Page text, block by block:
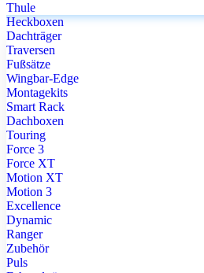
Thule
Heckboxen
Dachträger
Traversen
Fußsätze
Wingbar-Edge
Montagekits
Smart Rack
Dachboxen
Touring
Force 3
Force XT
Motion XT
Motion 3
Excellence
Dynamic
Ranger
Zubehör
Puls